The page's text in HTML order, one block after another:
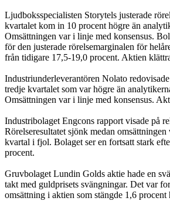
Ljudboksspecialisten Storytels justerade
kvartalet kom in 10 procent högre än
Omsättningen var i linje med konsensus.
för den justerade rörelsemarginalen för
från tidigare 17,5-19,0 procent. Aktien
Industriunderleverantören Nolato
tredje kvartalet som var högre än
Omsättningen var i linje med konsensus.
Industribolaget Engcons rapport visade på
Rörelseresultatet sjönk medan
kvartal i fjol. Bolaget ser en fortsatt stark
procent.
Gruvbolaget Lundin Golds aktie hade en
takt med guldprisets svängningar. Det var
omsättning i aktien som stängde 1,6 procent